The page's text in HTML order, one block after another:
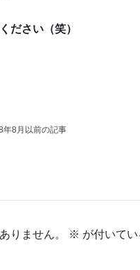
ださい（笑）
年8月以前の記事
りません。 ※ が付いて